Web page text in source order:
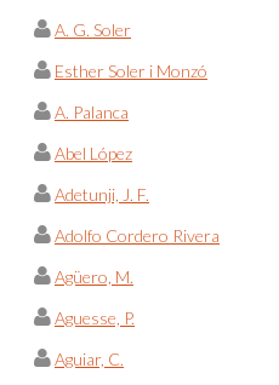
A. G. Soler
Esther Soler i Monzó
A. Palanca
Abel López
Adetunji, J. F.
Adolfo Cordero Rivera
Agüero, M.
Aguesse, P.
Aguiar, C.